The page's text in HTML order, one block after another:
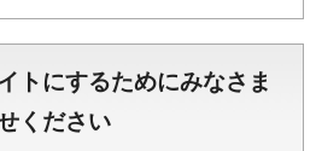
トにするためにみなさま
ください